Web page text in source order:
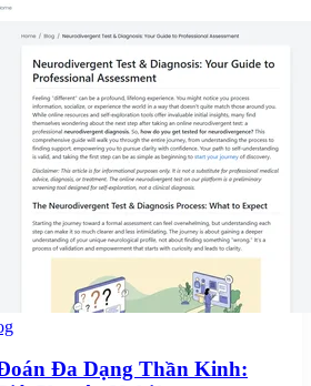
Đa Dạng Thần Kinh: